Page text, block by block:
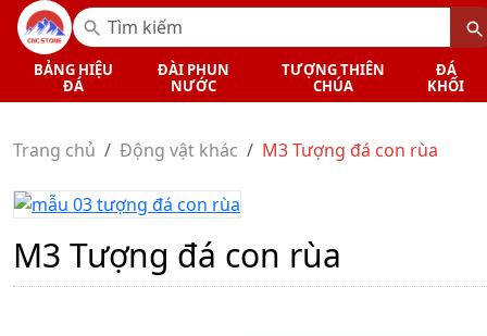
BẢNG HIỆU
ĐÁ
ĐÀI PHUN
NƯỚC
TƯỢNG THIÊN
CHÚA
ĐÁ
KHỐI
Trang chủ Động vật khác M3 Tượng đá con rùa
M3 Tượng đá con rùa